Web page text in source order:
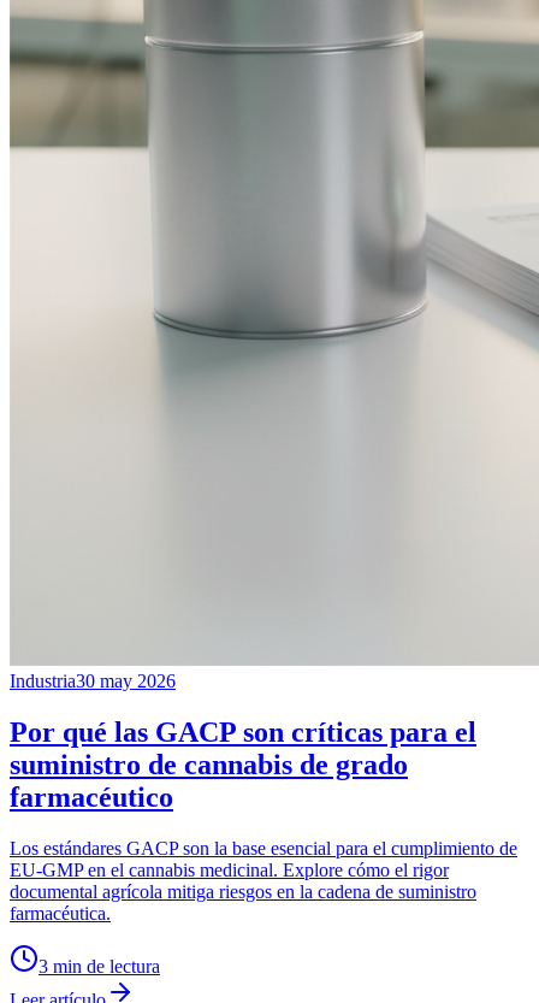
Industria30 may 2026
Por qué las GACP son críticas para el
suministro de cannabis de grado
farmacéutico
Los estándares GACP son la base esencial para el cumplimiento de
EU-GMP en el cannabis medicinal. Explore cómo el rigor
documental agrícola mitiga riesgos en la cadena de suministro
farmacéutica.
3 min de lectura